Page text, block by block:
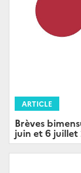
ARTICLE
Brèves
juin et 6 juillet